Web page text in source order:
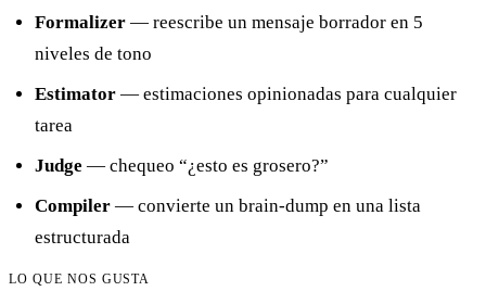
Formalizer — reescribe un mensaje borrador en 5
niveles de tono
Estimator — estimaciones opinionadas para cualquier
tarea
Judge — chequeo “¿esto es grosero?”
Compiler — convierte un brain-dump en una lista
estructurada
LO QUE NOS GUSTA